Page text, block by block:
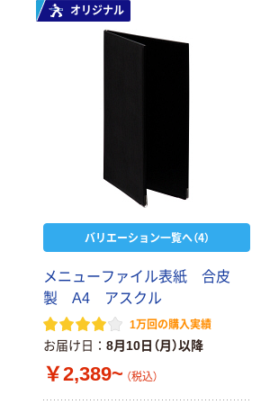
オリジナル
バリエーション一覧へ（4）
メニューファイル表紙 合皮
製 A4 アスクル
1万回の購入実績
お届け日 8月10日（月）以降
￥2,389~ （税込）